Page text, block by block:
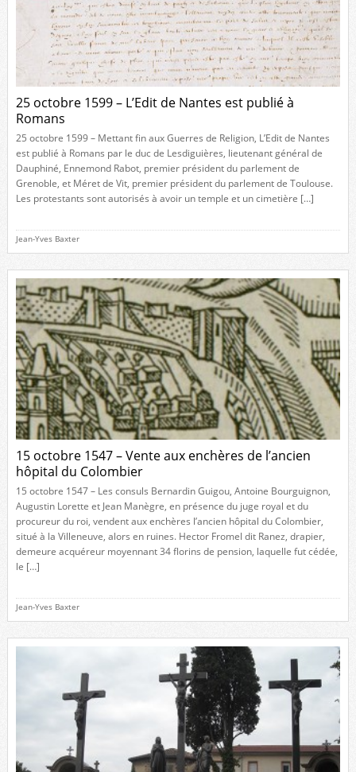
25 octobre 1599 – L’Edit de Nantes est publié à
Romans
25 octobre 1599 – Mettant fin aux Guerres de Religion, L’Edit de Nantes
est publié à Romans par le duc de Lesdiguières, lieutenant général de
Dauphiné, Ennemond Rabot, premier président du parlement de
Grenoble, et Méret de Vit, premier président du parlement de Toulouse.
Les protestants sont autorisés à avoir un temple et un cimetière […]
Jean-Yves Baxter
15 octobre 1547 – Vente aux enchères de l’ancien
hôpital du Colombier
15 octobre 1547 – Les consuls Bernardin Guigou, Antoine Bourguignon,
Augustin Lorette et Jean Manègre, en présence du juge royal et du
procureur du roi, vendent aux enchères l’ancien hôpital du Colombier,
situé à la Villeneuve, alors en ruines. Hector Fromel dit Ranez, drapier,
demeure acquéreur moyennant 34 florins de pension, laquelle fut cédée,
le […]
Jean-Yves Baxter